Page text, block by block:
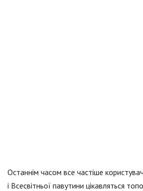
Останнім часом все частіше
і Всесвітньої павутини цікавляться